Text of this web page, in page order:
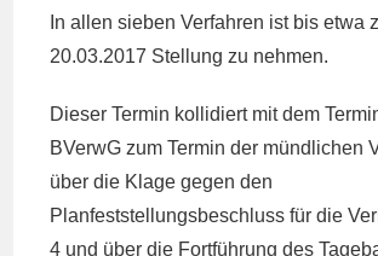
In allen sieben Verfahren ist bis etwa
20.03.2017 Stellung zu nehmen.
Dieser Termin kollidiert mit dem
BVerwG zum Termin der mündlichen
über die Klage gegen den
Planfeststellungsbeschluss für die
4 und über die Fortführung des